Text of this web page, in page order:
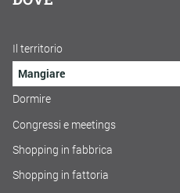
Il territorio
Mangiare
Dormire
Congressi e meetings
Shopping in fabbrica
Shopping in fattoria